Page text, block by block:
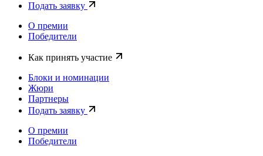
Подать заявку
О премии
Победители
Как принять участие
Блоки и номинации
Жюри
Партнеры
Подать заявку
О премии
Победители